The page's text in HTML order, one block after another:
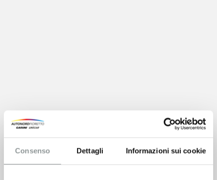
Consenso Dettagli Informazioni sui cookie